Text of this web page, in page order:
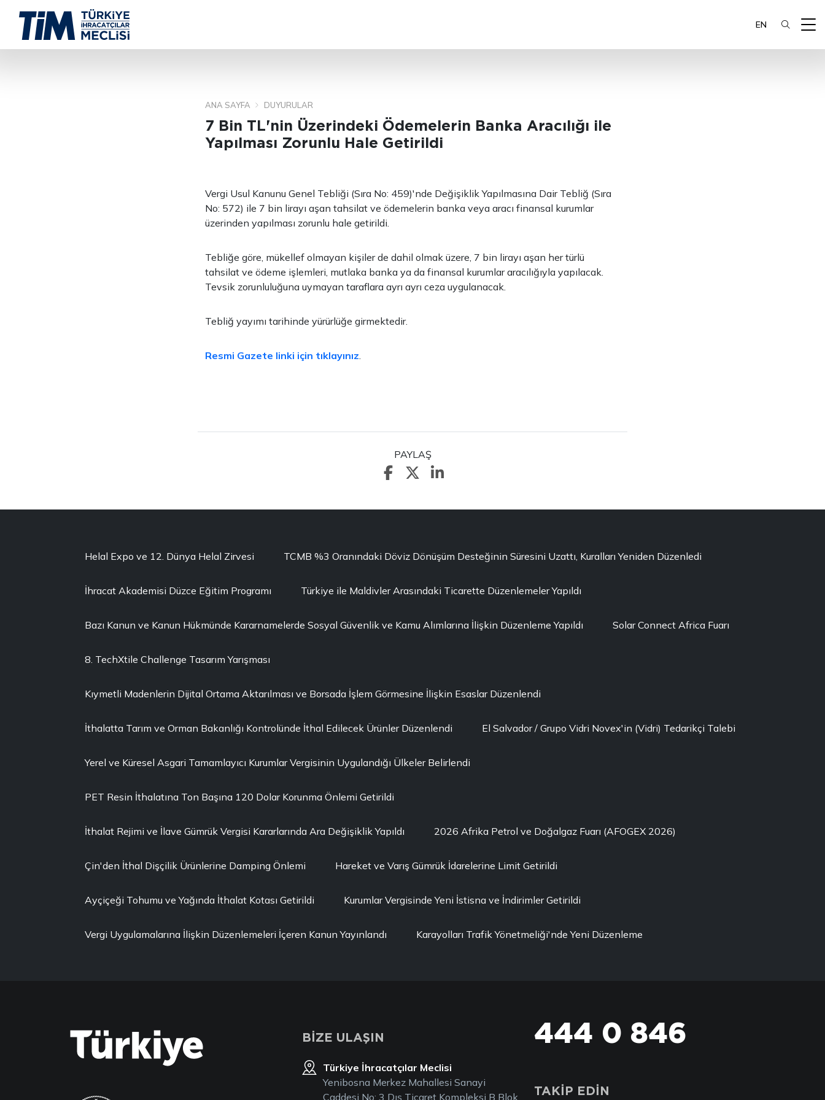
EN
ANA SAYFA DUYURULAR
7 Bin TL'nin Üzerindeki Ödemelerin Banka Aracılığı ile
Yapılması Zorunlu Hale Getirildi
Vergi Usul Kanunu Genel Tebliği (Sıra No: 459)'nde Değişiklik Yapılmasına Dair Tebliğ (Sıra
No: 572) ile 7 bin lirayı aşan tahsilat ve ödemelerin banka veya aracı finansal kurumlar
üzerinden yapılması zorunlu hale getirildi.
Tebliğe göre, mükellef olmayan kişiler de dahil olmak üzere, 7 bin lirayı aşan her türlü
tahsilat ve ödeme işlemleri, mutlaka banka ya da finansal kurumlar aracılığıyla yapılacak.
Tevsik zorunluluğuna uymayan taraflara ayrı ayrı ceza uygulanacak.
Tebliğ yayımı tarihinde yürürlüğe girmektedir.
Resmi Gazete linki için tıklayınız.
PAYLAŞ
Helal Expo ve 12. Dünya Helal Zirvesi TCMB %3 Oranındaki Döviz Dönüşüm Desteğinin Süresini Uzattı, Kuralları Yeniden Düzenledi
İhracat Akademisi Düzce Eğitim Programı Türkiye ile Maldivler Arasındaki Ticarette Düzenlemeler Yapıldı
Bazı Kanun ve Kanun Hükmünde Kararnamelerde Sosyal Güvenlik ve Kamu Alımlarına İlişkin Düzenleme Yapıldı Solar Connect Africa Fuarı
8. TechXtile Challenge Tasarım Yarışması
Kıymetli Madenlerin Dijital Ortama Aktarılması ve Borsada İşlem Görmesine İlişkin Esaslar Düzenlendi
İthalatta Tarım ve Orman Bakanlığı Kontrolünde İthal Edilecek Ürünler Düzenlendi El Salvador / Grupo Vidri Novex'in (Vidri) Tedarikçi Talebi
Yerel ve Küresel Asgari Tamamlayıcı Kurumlar Vergisinin Uygulandığı Ülkeler Belirlendi
PET Resin İthalatına Ton Başına 120 Dolar Korunma Önlemi Getirildi
İthalat Rejimi ve İlave Gümrük Vergisi Kararlarında Ara Değişiklik Yapıldı 2026 Afrika Petrol ve Doğalgaz Fuarı (AFOGEX 2026)
Çin'den İthal Dişçilik Ürünlerine Damping Önlemi Hareket ve Varış Gümrük İdarelerine Limit Getirildi
Ayçiçeği Tohumu ve Yağında İthalat Kotası Getirildi Kurumlar Vergisinde Yeni İstisna ve İndirimler Getirildi
Vergi Uygulamalarına İlişkin Düzenlemeleri İçeren Kanun Yayınlandı Karayolları Trafik Yönetmeliği'nde Yeni Düzenleme
BİZE ULAŞIN
Türkiye İhracatçılar Meclisi
Yenibosna Merkez Mahallesi Sanayi
Caddesi No: 3 Dış Ticaret Kompleksi B Blok
444 0 846
TAKİP EDİN